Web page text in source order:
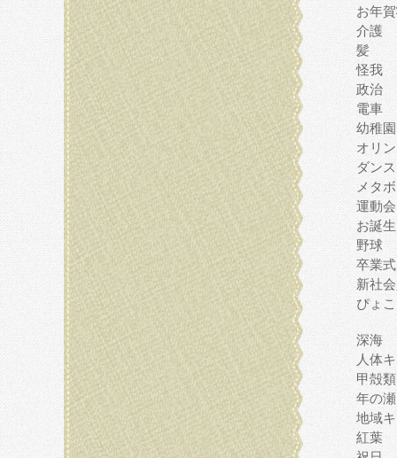
お年
介護
髪
怪我
政治
電車
幼稚園
オリ
ダンス
メタ
運動会
お誕
野球
卒業式
新社
ぴょこ
深海
人体
甲殻類
年の瀬
地域
紅葉